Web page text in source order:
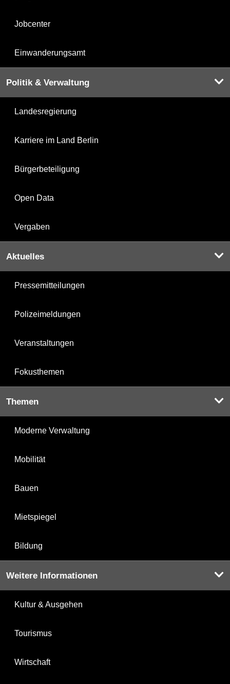
Jobcenter
Einwanderungsamt
Politik & Verwaltung
Landesregierung
Karriere im Land Berlin
Bürgerbeteiligung
Open Data
Vergaben
Aktuelles
Pressemitteilungen
Polizeimeldungen
Veranstaltungen
Fokusthemen
Themen
Moderne Verwaltung
Mobilität
Bauen
Mietspiegel
Bildung
Weitere Informationen
Kultur & Ausgehen
Tourismus
Wirtschaft